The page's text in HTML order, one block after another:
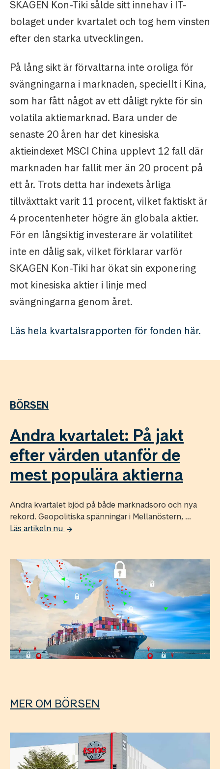
SKAGEN Kon-Tiki sålde sitt innehav i IT-
bolaget under kvartalet och tog hem vinsten
efter den starka utvecklingen.
På lång sikt är förvaltarna inte oroliga för
svängningarna i marknaden, speciellt i Kina,
som har fått något av ett dåligt rykte för sin
volatila aktiemarknad. Bara under de
senaste 20 åren har det kinesiska
aktieindexet MSCI China upplevt 12 fall där
marknaden har fallit mer än 20 procent på
ett år. Trots detta har indexets årliga
tillväxttakt varit 11 procent, vilket faktiskt är
4 procentenheter högre än globala aktier.
För en långsiktig investerare är volatilitet
inte en dålig sak, vilket förklarar varför
SKAGEN Kon-Tiki har ökat sin exponering
mot kinesiska aktier i linje med
svängningarna genom året.
Läs hela kvartalsrapporten för fonden här.
BÖRSEN
Andra kvartalet: På jakt
efter värden utanför de
mest populära aktierna
Andra kvartalet bjöd på både marknadsoro och nya
rekord. Geopolitiska spänningar i Mellanöstern, ...
Läs artikeln nu
MER OM BÖRSEN